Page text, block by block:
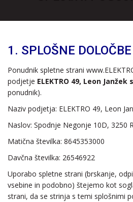
1. SPLOŠNE
Ponudnik spletne strani
podjetje ELEKTRO 49, Leon Janžek
ponudnik).
Naziv podjetja: ELEKTRO 49, Leon
Naslov: Spodnje Negonje 10D, 3250
Matična številka: 8645353000
Davčna številka: 26546922
Uporabo spletne strani (brskanje,
vsebine in podobno) štejemo kot
strani, da se strinja s temi splošnimi